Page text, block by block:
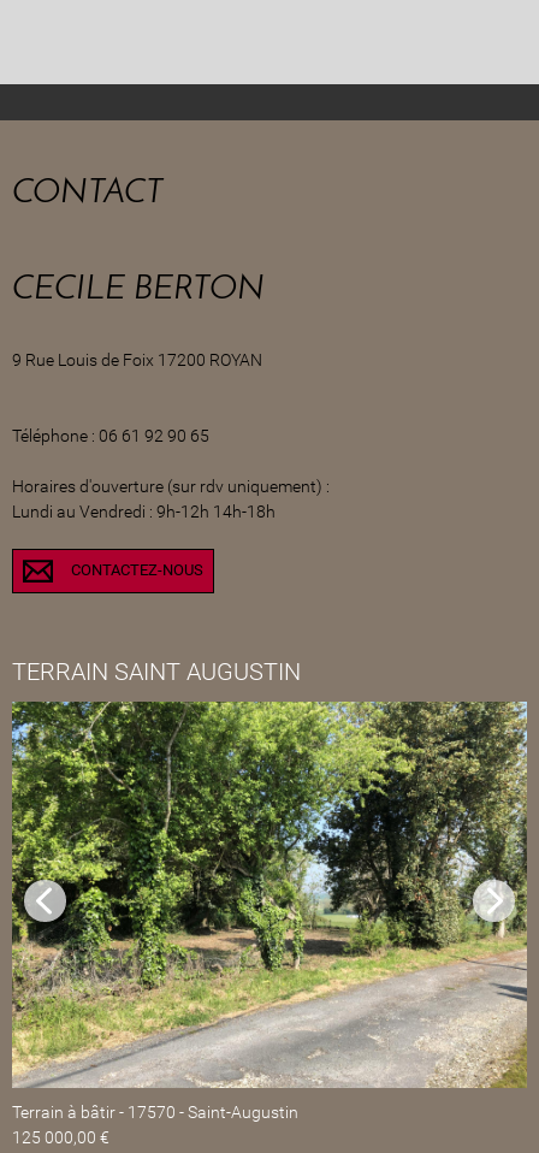
CONTACT
CECILE BERTON
9 Rue Louis de Foix 17200 ROYAN
Téléphone : 06 61 92 90 65
Horaires d'ouverture (sur rdv uniquement) :
Lundi au Vendredi : 9h-12h 14h-18h
CONTACTEZ-NOUS
TERRAIN SAINT AUGUSTIN
Terrain à bâtir 17570
Saint-Augustin
125 000,00 €